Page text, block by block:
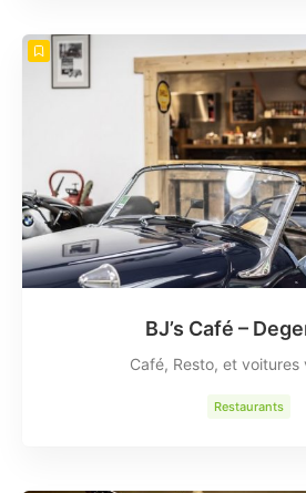
BJ’s Café –
Café, Resto, et voitures
Restaurants